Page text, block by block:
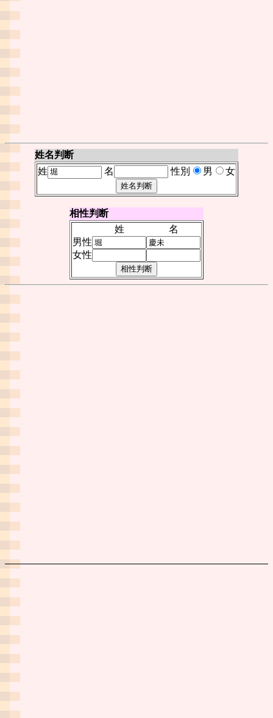
姓名判断
姓
名 性別 男 女
相性判断
姓
名
男性
女性